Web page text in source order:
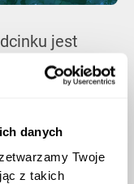
danych
Twoje
z takich
jest
często
i jeszcze
dronów